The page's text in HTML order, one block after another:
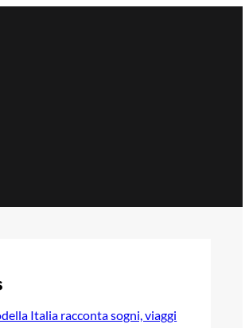
Italia racconta sogni, viaggi